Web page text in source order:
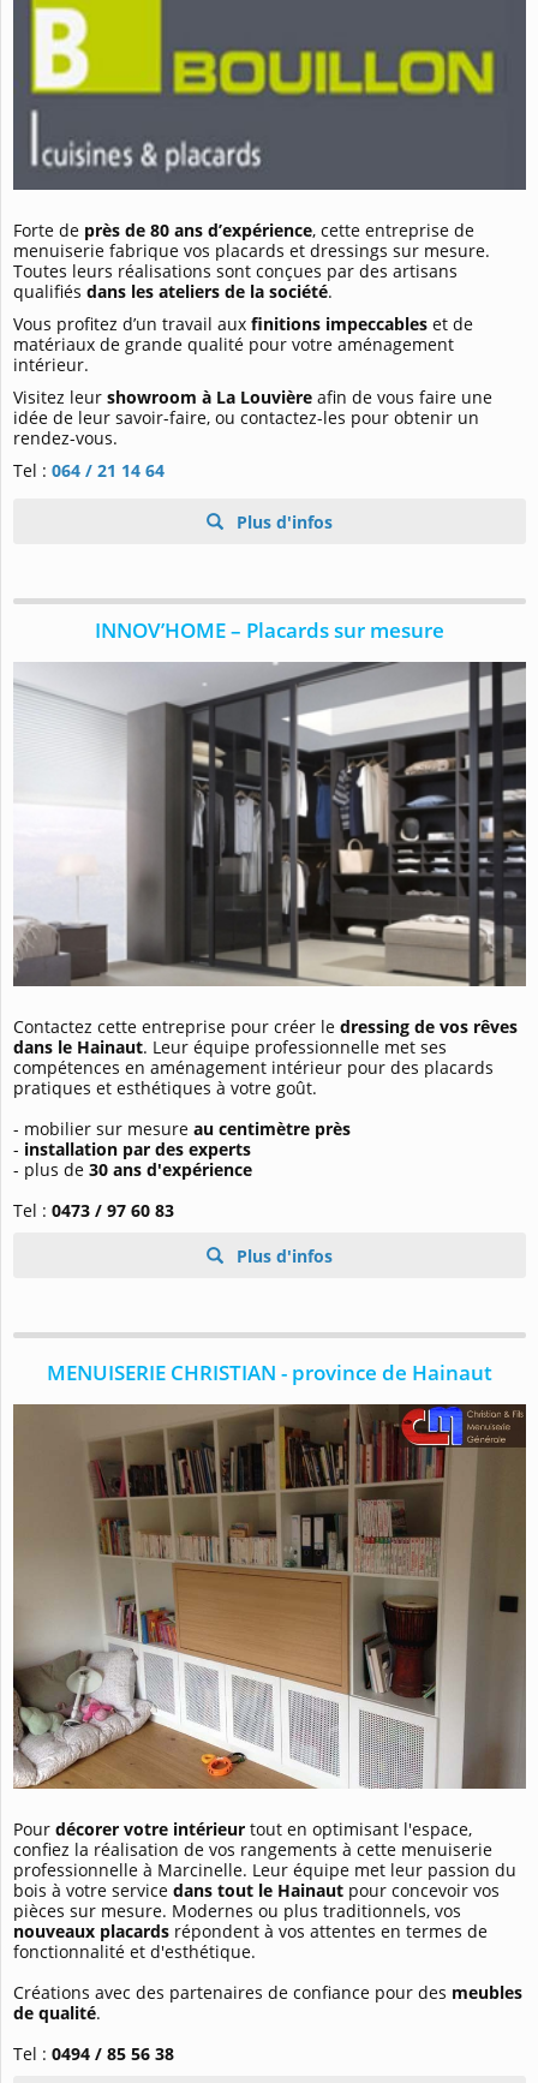
Forte de près de 80 ans d’expérience, cette entreprise de
menuiserie fabrique vos placards et dressings sur mesure.
Toutes leurs réalisations sont conçues par des artisans
qualifiés dans les ateliers de la société.
Vous profitez d’un travail aux finitions impeccables et de
matériaux de grande qualité pour votre aménagement
intérieur.
Visitez leur showroom à La Louvière afin de vous faire une
idée de leur savoir-faire, ou contactez-les pour obtenir un
rendez-vous.
Tel : 064 / 21 14 64
Plus d'infos
INNOV’HOME – Placards sur mesure
Contactez cette entreprise pour créer le dressing de vos rêves
dans le Hainaut. Leur équipe professionnelle met ses
compétences en aménagement intérieur pour des placards
pratiques et esthétiques à votre goût.
- mobilier sur mesure au centimètre près
- installation par des experts
- plus de 30 ans d'expérience
Tel : 0473 / 97 60 83
Plus d'infos
MENUISERIE CHRISTIAN - province de Hainaut
Pour décorer votre intérieur tout en optimisant l'espace,
confiez la réalisation de vos rangements à cette menuiserie
professionnelle à Marcinelle. Leur équipe met leur passion du
bois à votre service dans tout le Hainaut pour concevoir vos
pièces sur mesure. Modernes ou plus traditionnels, vos
nouveaux placards répondent à vos attentes en termes de
fonctionnalité et d'esthétique.
Créations avec des partenaires de confiance pour des meubles
de qualité.
Tel : 0494 / 85 56 38